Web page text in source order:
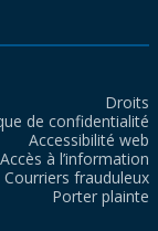
Droits
de confidentialité
Accessibilité web
Accès à l’information
Courriers frauduleux
Porter plainte